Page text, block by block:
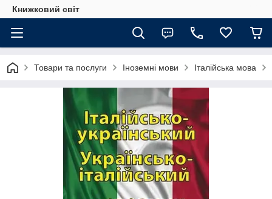
Книжковий світ
Товари та послуги Іноземні мови Італійська мова